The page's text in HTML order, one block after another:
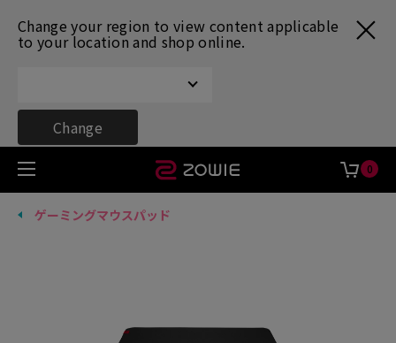
Change your region to view content applicable
to your location and shop online.
Change
0
ゲーミングマウスパッド